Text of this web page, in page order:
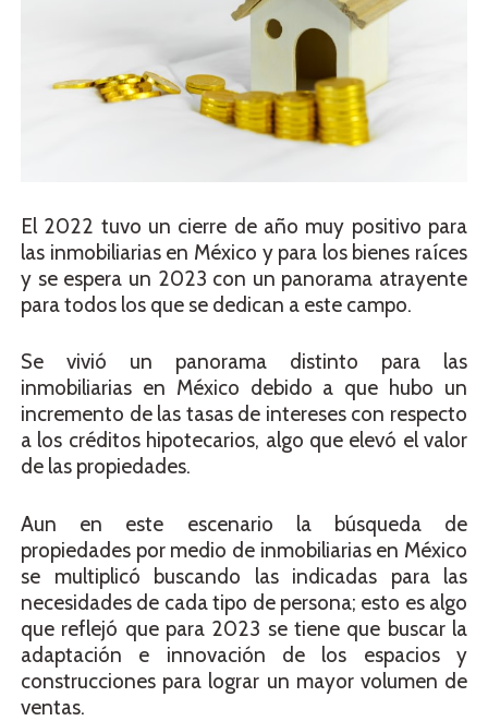
El 2022 tuvo un cierre de año muy positivo para
las inmobiliarias en México y para los bienes raíces
y se espera un 2023 con un panorama atrayente
para todos los que se dedican a este campo.
Se vivió un panorama distinto para las
inmobiliarias en México debido a que hubo un
incremento de las tasas de intereses con respecto
a los créditos hipotecarios, algo que elevó el valor
de las propiedades.
Aun en este escenario la búsqueda de
propiedades por medio de inmobiliarias en México
se multiplicó buscando las indicadas para las
necesidades de cada tipo de persona; esto es algo
que reflejó que para 2023 se tiene que buscar la
adaptación e innovación de los espacios y
construcciones para lograr un mayor volumen de
ventas.